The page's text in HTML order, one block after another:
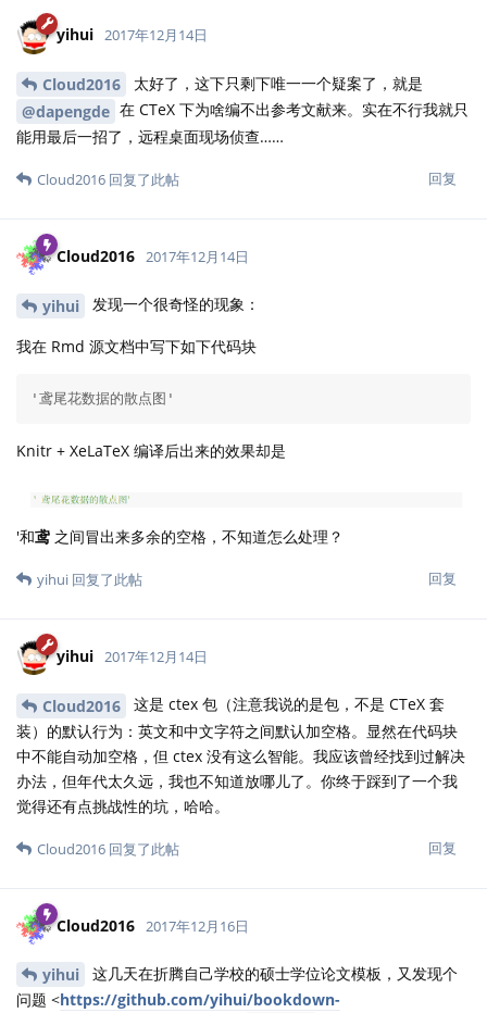
yihui 2017年12月14日
Cloud2016
太好了，这下只剩下唯一一个疑案了，就是
@dapengde 在 CTeX 下为啥编不出参考文献来。实在不行我就只
能用最后一招了，远程桌面现场侦查……
回复
Cloud2016 回复了此帖
Cloud2016 2017年12月14日
yihui 发现一个很奇怪的现象：
我在 Rmd 源文档中写下如下代码块
'鸢尾花数据的散点图'
Knitr + XeLaTeX 编译后出来的效果却是
'和鸢 之间冒出来多余的空格，不知道怎么处理？
回复
yihui 回复了此帖
yihui 2017年12月14日
Cloud2016
这是 ctex 包（注意我说的是包，不是 CTeX 套
装）的默认行为：英文和中文字符之间默认加空格。显然在代码块
中不能自动加空格，但 ctex 没有这么智能。我应该曾经找到过解决
办法，但年代太久远，我也不知道放哪儿了。你终于踩到了一个我
觉得还有点挑战性的坑，哈哈。
回复
Cloud2016 回复了此帖
Cloud2016 2017年12月16日
yihui
这几天在折腾自己学校的硕士学位论文模板，又发现个
问题 <https://github.com/yihui/bookdown-